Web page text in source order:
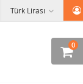
Türk Lirası
0